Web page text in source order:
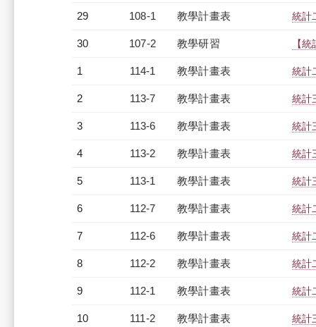
29 108-1 教學計畫表 統計
30 107-2 教學研習 【
1 114-1 教學計畫表 統計
2 113-7 教學計畫表 統計
3 113-6 教學計畫表 統計
4 113-2 教學計畫表 統計
5 113-1 教學計畫表 統計
6 112-7 教學計畫表 統計
7 112-6 教學計畫表 統計
8 112-2 教學計畫表 統計
9 112-1 教學計畫表 統計
10 111-2 教學計畫表 統計